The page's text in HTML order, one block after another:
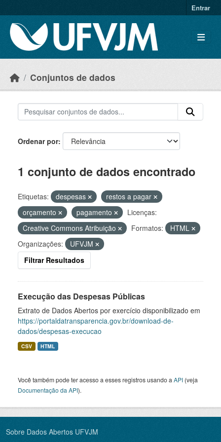
Entrar
Conjuntos de dados
Ordenar por
1 conjunto de dados encontrado
Etiquetas: despesas
restos a pagar
orçamento
pagamento
Licenças:
Creative Commons Atribuição
Formatos:
HTML
Organizações:
UFVJM
Filtrar Resultados
Execução das Despesas Públicas
Extrato de Dados Abertos por exercício disponibilizado em
https://portaldatransparencia.gov.br/download-de-
dados/despesas-execucao
CSV HTML
Você também pode ter acesso a esses registros usando a API (veja
Documentação da API).
Sobre Dados Abertos UFVJM